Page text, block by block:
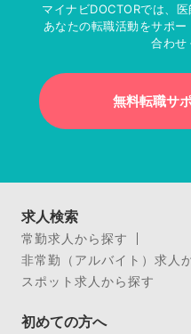
マイナビDOCTORでは、
あなたの転職活動をサポ
合わせ
無料転職サ
求人検索
常勤求人から探す
非常勤（アルバイト）求人
スポット求人から探す
初めての方へ